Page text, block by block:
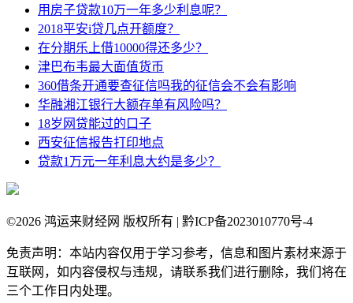
用房子贷款10万一年多少利息呢？
2018平安i贷几点开额度？
在分期乐上借10000得还多少？
津巴布韦最大面值货币
360借条开通要查征信吗我的征信会不会有影响
华融湘江银行大额存单有风险吗？
18岁网贷能过的口子
西安征信报告打印地点
贷款1万元一年利息大约是多少？
©2026 鸿运来财经网 版权所有 | 黔ICP备2023010770号-4
免责声明：本站内容仅用于学习参考，信息和图片素材来源于
互联网，如内容侵权与违规，请联系我们进行删除，我们将在
三个工作日内处理。